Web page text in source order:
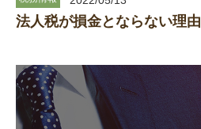
法人税が損金とならない理由